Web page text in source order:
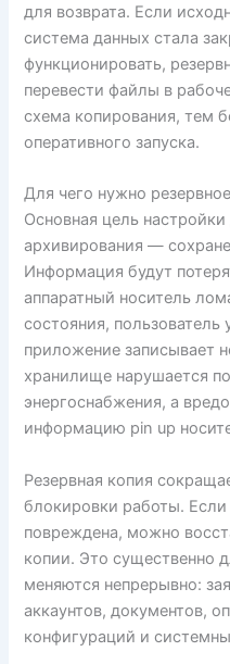
для возврата. Если
система данных стала
функционировать,
перевести файлы в
схема копирования, тем
оперативного запуска.
Для чего нужно
Основная цель
архивирования —
Информация будут
аппаратный носитель
состояния,
приложение записывает
хранилище нарушается
энергоснабжения, а
информацию pin up
Резервная копия
блокировки работы. Если
повреждена, можно
копии. Это существенно
меняются непрерывно:
аккаунтов, документов,
конфигураций и